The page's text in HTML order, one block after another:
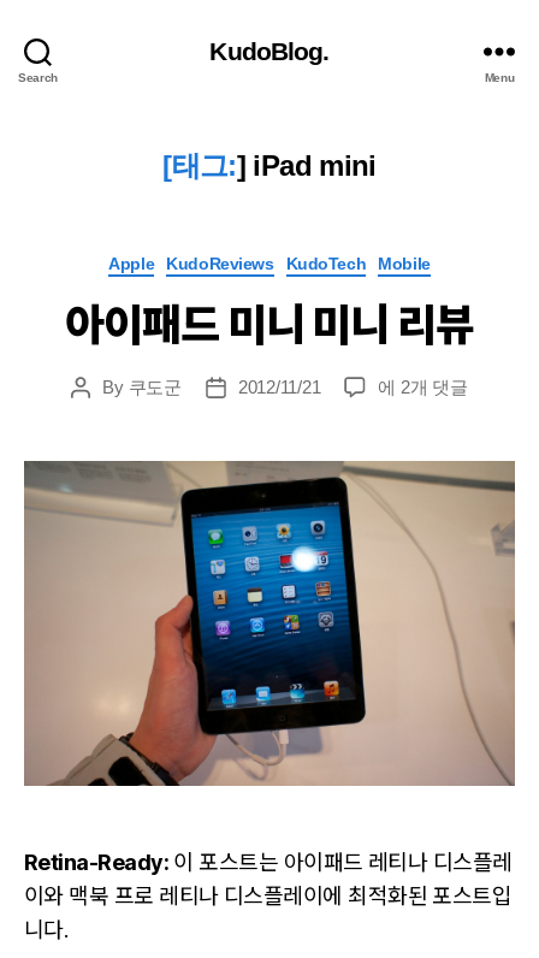
Search
KudoBlog.
Menu
[태그:] iPad mini
Categories
Apple KudoReviews KudoTech Mobile
아이패드 미니 미니 리뷰
PostBy 쿠도군
Post2012/11/21
아
드
니
에 2개 댓글
Retina-Ready:이 포스트는 아이패드 레티나 디스플레
이와 맥북 프로 레티나 디스플레이에 최적화된 포스트입
니다.